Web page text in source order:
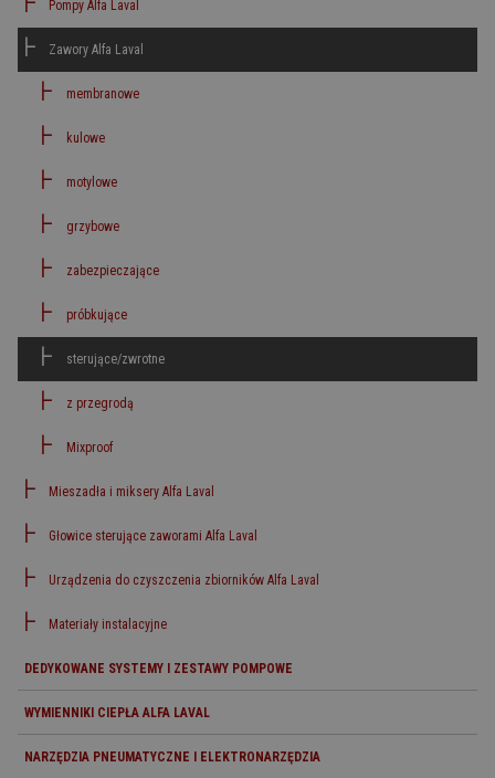
Pompy Alfa Laval
Zawory Alfa Laval
membranowe
kulowe
motylowe
grzybowe
zabezpieczające
próbkujące
sterujące/zwrotne
z przegrodą
Mixproof
Mieszadła i miksery Alfa Laval
Głowice sterujące zaworami Alfa Laval
Urządzenia do czyszczenia zbiorników Alfa Laval
Materiały instalacyjne
DEDYKOWANE SYSTEMY I ZESTAWY POMPOWE
WYMIENNIKI CIEPŁA ALFA LAVAL
NARZĘDZIA PNEUMATYCZNE I ELEKTRONARZĘDZIA